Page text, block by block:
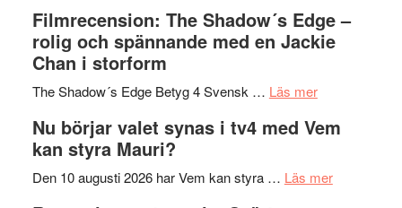
på
Roland
Pöntinen
Artipelag
bjuder
in
samtal
teater
Filmrecension: The Shadow´s Edge –
rolig och spännande med en Jackie
Chan i storform
The Shadow´s Edge Betyg 4 Svensk … Läs merom
The
´s
Nu börjar valet synas i tv4 med Vem
kan styra Mauri?
Den 10 augusti 2026 har Vem kan styra … Läs merom